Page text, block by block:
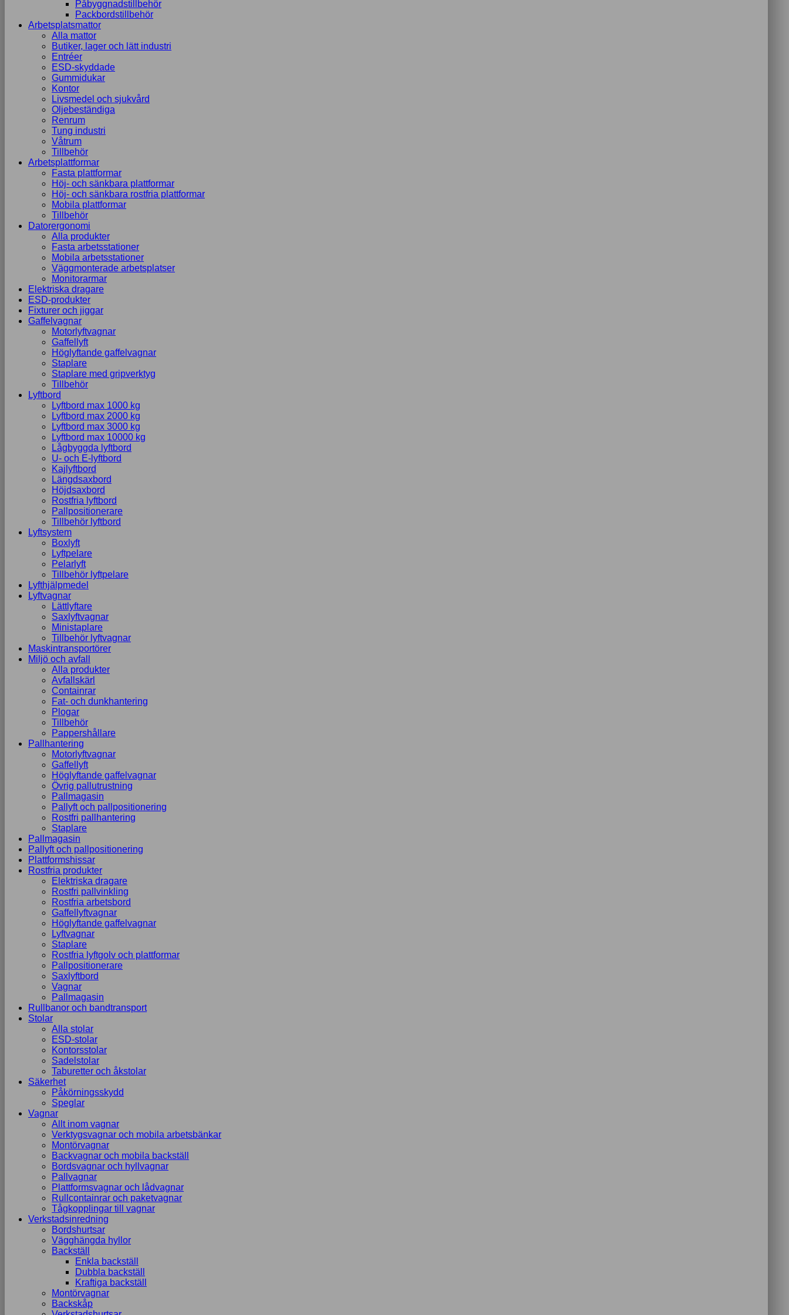
Påbyggnadstillbehör
Packbordstillbehör
Arbetsplatsmattor
Alla mattor
Butiker, lager och lätt industri
Entréer
ESD-skyddade
Gummidukar
Kontor
Livsmedel och sjukvård
Oljebeständiga
Renrum
Tung industri
Våtrum
Tillbehör
Arbetsplattformar
Fasta plattformar
Höj- och sänkbara plattformar
Höj- och sänkbara rostfria plattformar
Mobila plattformar
Tillbehör
Datorergonomi
Alla produkter
Fasta arbetsstationer
Mobila arbetsstationer
Väggmonterade arbetsplatser
Monitorarmar
Elektriska dragare
ESD-produkter
Fixturer och jiggar
Gaffelvagnar
Motorlyftvagnar
Gaffellyft
Höglyftande gaffelvagnar
Staplare
Staplare med gripverktyg
Tillbehör
Lyftbord
Lyftbord max 1000 kg
Lyftbord max 2000 kg
Lyftbord max 3000 kg
Lyftbord max 10000 kg
Lågbyggda lyftbord
U- och E-lyftbord
Kajlyftbord
Längdsaxbord
Höjdsaxbord
Rostfria lyftbord
Pallpositionerare
Tillbehör lyftbord
Lyftsystem
Boxlyft
Lyftpelare
Pelarlyft
Tillbehör lyftpelare
Lyfthjälpmedel
Lyftvagnar
Lättlyftare
Saxlyftvagnar
Ministaplare
Tillbehör lyftvagnar
Maskintransportörer
Miljö och avfall
Alla produkter
Avfallskärl
Containrar
Fat- och dunkhantering
Plogar
Tillbehör
Pappershållare
Pallhantering
Motorlyftvagnar
Gaffellyft
Höglyftande gaffelvagnar
Övrig pallutrustning
Pallmagasin
Pallyft och pallpositionering
Rostfri pallhantering
Staplare
Pallmagasin
Pallyft och pallpositionering
Plattformshissar
Rostfria produkter
Elektriska dragare
Rostfri pallvinkling
Rostfria arbetsbord
Gaffellyftvagnar
Höglyftande gaffelvagnar
Lyftvagnar
Staplare
Rostfria lyftgolv och plattformar
Pallpositionerare
Saxlyftbord
Vagnar
Pallmagasin
Rullbanor och bandtransport
Stolar
Alla stolar
ESD-stolar
Kontorsstolar
Sadelstolar
Taburetter och åkstolar
Säkerhet
Påkörningsskydd
Speglar
Vagnar
Allt inom vagnar
Verktygsvagnar och mobila arbetsbänkar
Montörvagnar
Backvagnar och mobila backställ
Bordsvagnar och hyllvagnar
Pallvagnar
Plattformsvagnar och lådvagnar
Rullcontainrar och paketvagnar
Tågkopplingar till vagnar
Verkstadsinredning
Bordshurtsar
Vägghängda hyllor
Backställ
Enkla backställ
Dubbla backställ
Kraftiga backställ
Montörvagnar
Backskåp